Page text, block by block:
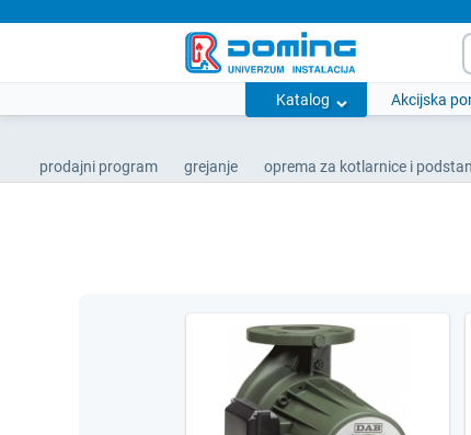
Katalog Akcijska
prodajni program grejanje oprema za kotlarnice i